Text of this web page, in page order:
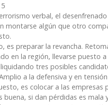
verbal, el
montarse algún que otro
es preparar la revancha.
en la región, llevarse puesto
tres posibles
a la defensiva y en
es colocar a las
buena, si dan pérdidas es